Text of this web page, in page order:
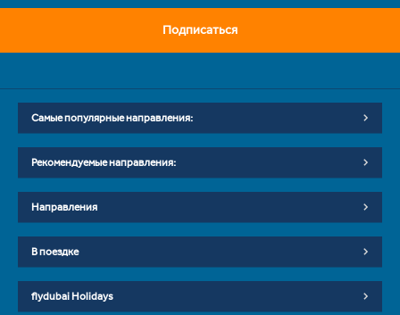
Подписаться
Самые популярные направления:
Рекомендуемые направления:
Направления
В поездке
flydubai Holidays